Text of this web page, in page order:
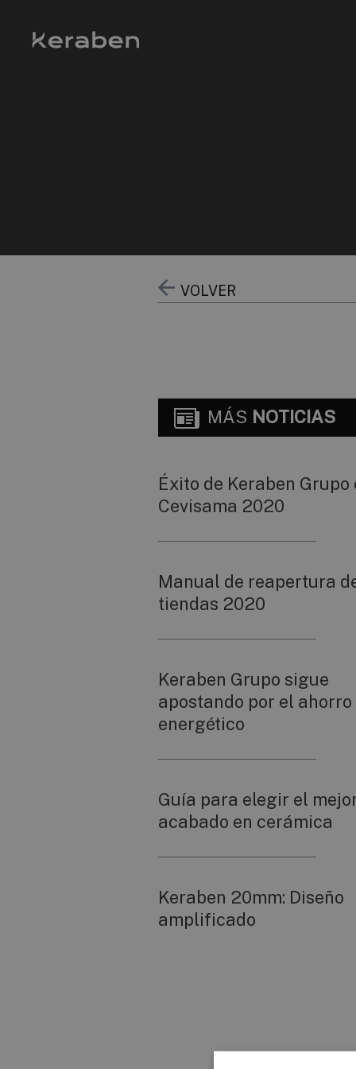
VOLVER
MÁS NOTICIAS
Éxito de Keraben Grupo
Cevisama 2020
Manual de reapertura
tiendas 2020
Keraben Grupo sigue
apostando por el ahorro
energético
Guía para elegir el
acabado en cerámica
Keraben 20mm: Diseño
amplificado